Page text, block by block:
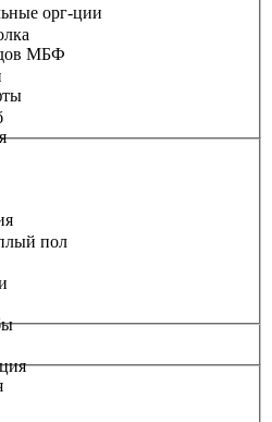
орг-ции
МБФ
пол